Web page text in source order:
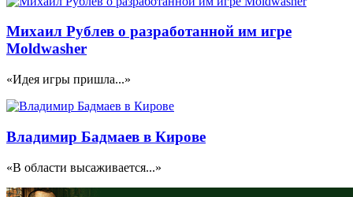
Михаил Рублев о разработанной им игре
Moldwasher
«Идея игры пришла...»
Владимир Бадмаев в Кирове
«В области высаживается...»